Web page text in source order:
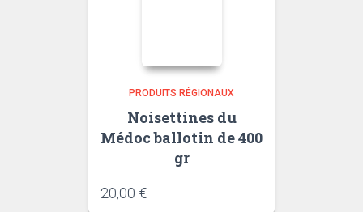
PRODUITS RÉGIONAUX
Noisettines du
Médoc ballotin de 400
gr
20,00 €